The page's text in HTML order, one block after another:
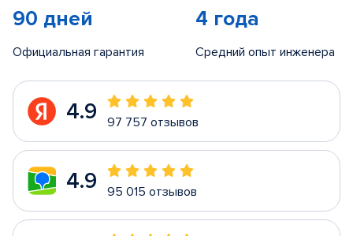
90 дней
Официальная гарантия
4 года
Средний опыт инженера
4.9 97 757 отзывов
4.9 95 015 отзывов